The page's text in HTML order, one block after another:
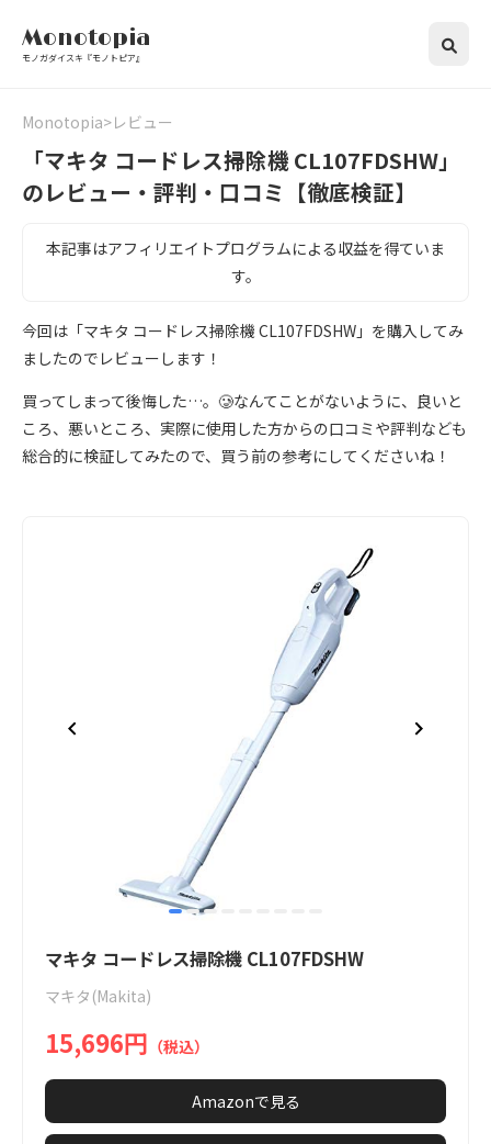
Monotopia
モノガダイスキ『モノトピア』
Monotopia レビュー
「マキタ コードレス掃除機 CL107FDSHW」
のレビュー・評判・口コミ【徹底検証】
本記事はアフィリエイトプログラムによる収益を得ていま
す。
今回は「マキタ コードレス掃除機 CL107FDSHW」を購入してみ
ましたのでレビューします！
買ってしまって後悔した…。🥲なんてことがないように、良いと
ころ、悪いところ、実際に使用した方からの口コミや評判なども
総合的に検証してみたので、買う前の参考にしてくださいね！
item
item
1
9
マキタ コードレス掃除機 CL107FDSHW
マキタ(Makita)
15,696円 （税込）
Amazonで見る